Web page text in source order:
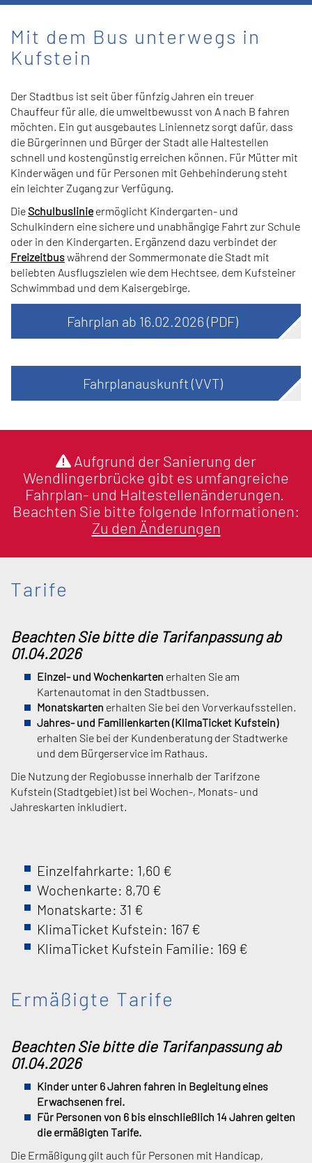
Mit dem Bus unterwegs in
Kufstein
Der Stadtbus ist seit über fünfzig Jahren ein treuer
Chauffeur für alle, die umweltbewusst von A nach B fahren
möchten. Ein gut ausgebautes Liniennetz sorgt dafür, dass
die Bürgerinnen und Bürger der Stadt alle Haltestellen
schnell und kostengünstig erreichen können. Für Mütter mit
Kinderwägen und für Personen mit Gehbehinderung steht
ein leichter Zugang zur Verfügung.
Die Schulbuslinie ermöglicht Kindergarten- und
Schulkindern eine sichere und unabhängige Fahrt zur Schule
oder in den Kindergarten. Ergänzend dazu verbindet der
Freizeitbuswährend der Sommermonate die Stadt mit
beliebten Ausflugszielen wie dem Hechtsee, dem Kufsteiner
Schwimmbad und dem Kaisergebirge.
Fahrplan ab 16.02.2026 (PDF)
Fahrplanauskunft (VVT)
Aufgrund der Sanierung der
Wendlingerbrücke gibt es umfangreiche
Fahrplan- und Haltestellenänderungen.
Beachten Sie bitte folgende Informationen:
Zu den Änderungen
Tarife
Beachten Sie bitte die Tarifanpassung ab
01.04.2026
Einzel- und Wochenkarten erhalten Sie am
Kartenautomat in den Stadtbussen.
Monatskarten erhalten Sie bei den Vorverkaufsstellen.
Jahres- und Familienkarten (KlimaTicket Kufstein)
erhalten Sie bei der Kundenberatung der Stadtwerke
und dem Bürgerservice im Rathaus.
Die Nutzung der Regiobusse innerhalb der Tarifzone
Kufstein (Stadtgebiet) ist bei Wochen-, Monats- und
Jahreskarten inkludiert.
Einzelfahrkarte: 1,60 €
Wochenkarte: 8,70 €
Monatskarte: 31 €
KlimaTicket Kufstein: 167 €
KlimaTicket Kufstein Familie: 169 €
Ermäßigte Tarife
Beachten Sie bitte die Tarifanpassung ab
01.04.2026
Kinder unter 6 Jahren fahren in Begleitung eines
Erwachsenen frei.
Für Personen von 6 bis einschließlich 14 Jahren gelten
die ermäßigten Tarife.
Die Ermäßigung gilt auch für Personen mit Handicap,